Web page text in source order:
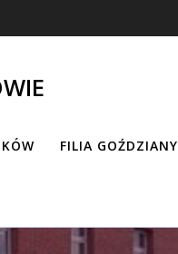
FILIA GOŹDZIANY